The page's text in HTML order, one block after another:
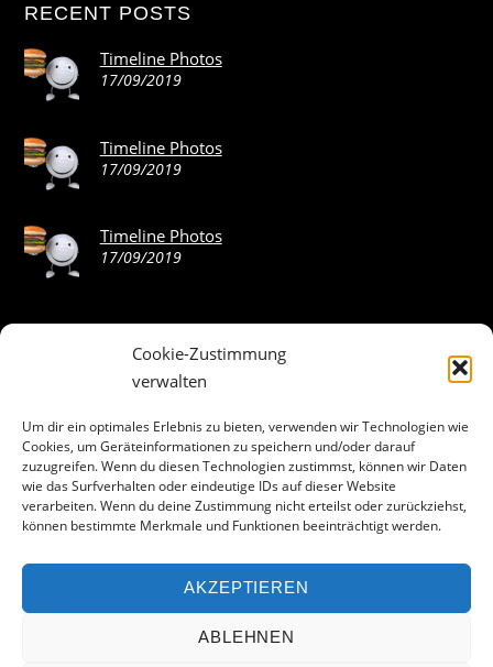
Cookie-Zustimmung
verwalten
Um dir ein optimales Erlebnis zu bieten, verwenden wir Technologien wie
Cookies, um Geräteinformationen zu speichern und/oder darauf
zuzugreifen. Wenn du diesen Technologien zustimmst, können wir Daten
wie das Surfverhalten oder eindeutige IDs auf dieser Website
verarbeiten. Wenn du deine Zustimmung nicht erteilst oder zurückziehst,
können bestimmte Merkmale und Funktionen beeinträchtigt werden.
AKZEPTIEREN
ABLEHNEN
RECENT POSTS
Timeline Photos
17/09/2019
Timeline Photos
17/09/2019
Timeline Photos
17/09/2019
ABOUT THE LANDING THEME…
The Landing theme is a one-page design WordPress theme
that’s focused on getting your audience to follow-through
with your call-to-action. Built to work seamlessly with our
drag & drop Builder plugin, it gives you the ability to
customize the look and feel of your content.